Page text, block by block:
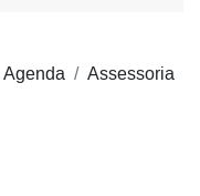
Agenda
Assessoria